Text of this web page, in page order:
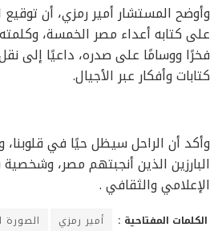
وأوضح المستشار أمير رمزي، أن
على كتابه أعداء مصر الخمسة،
فخرًا ووسامًا على صدره، داعيًا إلى
كتابات وأفكار عبر الأجيال.
وأكد أن الراحل سيظل حيًا في قلوبنا،
البارزين الذين أنجبتهم مصر،
الإعلامي والثقافي .
الكلمات المفتاحية : أمير رمزي الصورة